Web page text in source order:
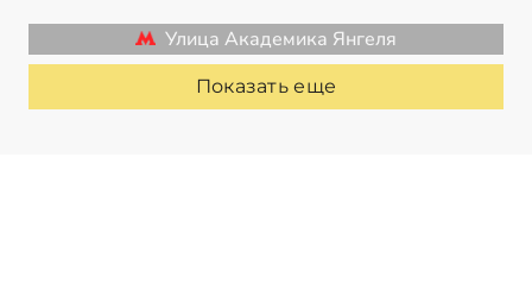
Улица Академика Янгеля
Показать еще